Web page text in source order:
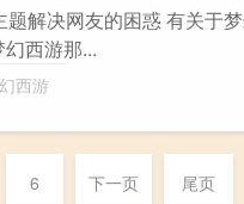
题解决网友的困惑 有关于
西游那...
西游
6 下一页 尾页